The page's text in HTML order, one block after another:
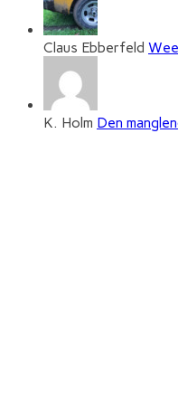
Claus Ebberfeld
K. Holm Den